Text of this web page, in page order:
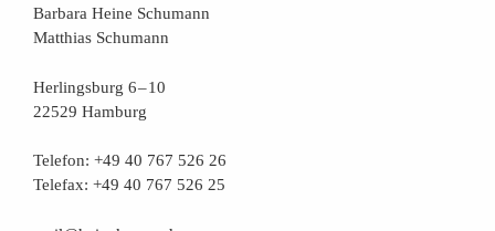
Bar­ba­ra Hei­ne Schumann
Mat­thi­as Schumann
Her­lings­burg 6 – 10
22529 Hamburg
Tele­fon: +49 40 767 526 26
Tele­fax: +49 40 767 526 25